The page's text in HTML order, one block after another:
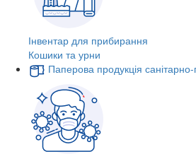
Інвентар для прибирання
Кошики та урни
Паперова продукція санітарно-